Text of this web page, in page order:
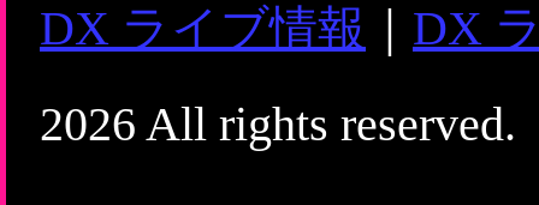
DX ライブ情報
DX
2026 All rights reserved.